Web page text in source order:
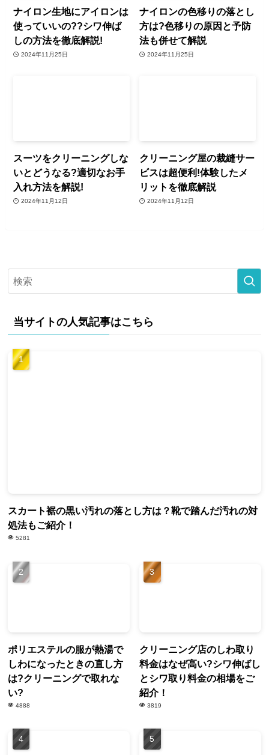
ナイロン生地にアイロンは
使っていいの??シワ伸ば
しの方法を徹底解説!
2024年11月25日
ナイロンの色移りの落とし
方は?色移りの原因と予防
法も併せて解説
2024年11月25日
スーツをクリーニングしな
いとどうなる?適切なお手
入れ方法を解説!
2024年11月12日
クリーニング屋の裁縫サー
ビスは超便利!体験したメ
リットを徹底解説
2024年11月12日
当サイトの人気記事はこちら
スカート裾の黒い汚れの落とし方は？靴で踏んだ汚れの対
処法もご紹介！
5281
ポリエステルの服が熱湯で
しわになったときの直し方
は?クリーニングで取れな
い?
4888
クリーニング店のしわ取り
料金はなぜ高い?シワ伸ばし
とシワ取り料金の相場をご
紹介！
3819